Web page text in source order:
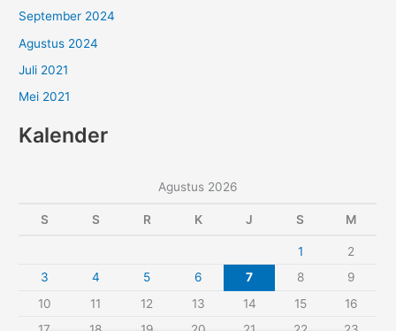
September 2024
Agustus 2024
Juli 2021
Mei 2021
Kalender
Agustus 2026
S S R K J S M
1
2
3
4 5 6 7 8
9
10
11 12 13 14 15
16